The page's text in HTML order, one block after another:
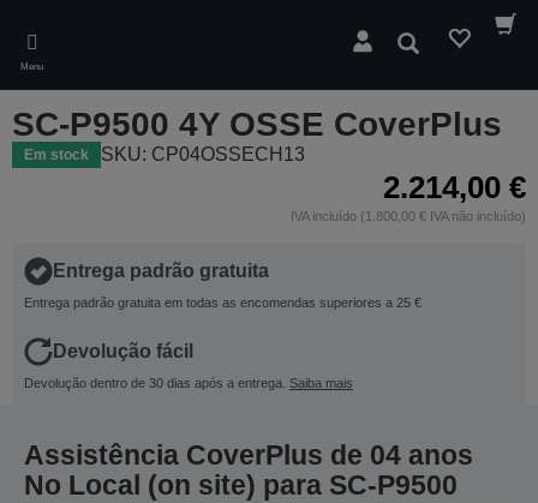
main
content
Menu
Pesquisar
SC-P9500 4Y OSSE CoverPlus
Em stock SKU: CP04OSSECH13
2.214,00 €
IVA incluído (1.800,00 € IVA não incluído)
Entrega padrão gratuita
Entrega padrão gratuita em todas as encomendas superiores a 25 €
Devolução fácil
Devolução dentro de 30 dias após a entrega. Saiba mais
Assistência CoverPlus de 04 anos
No Local (on site) para SC-P9500